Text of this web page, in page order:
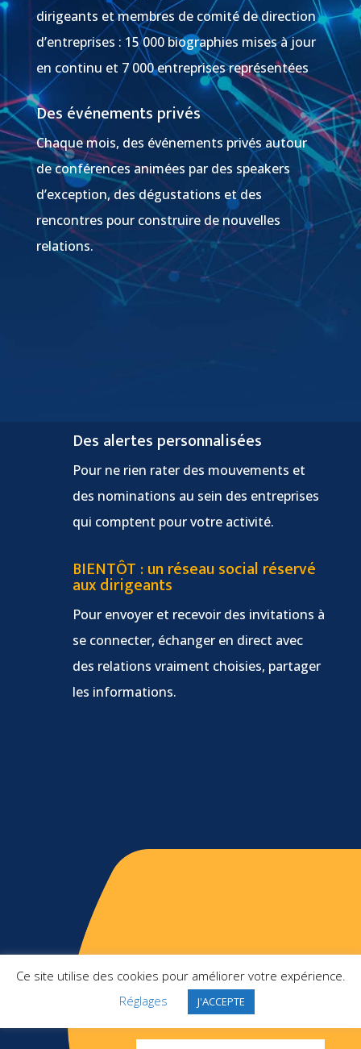
dirigeants et membres de comité de direction
d’entreprises : 15 000 biographies mises à jour
en continu et 7 000 entreprises représentées
Des événements privés
Chaque mois, des événements privés autour
de conférences animées par des speakers
d’exception, des dégustations et des
rencontres pour construire de nouvelles
relations.
Des alertes personnalisées
Pour ne rien rater des mouvements et
des nominations au sein des entreprises
qui comptent pour votre activité.
BIENTÔT : un réseau social réservé
aux dirigeants
Pour envoyer et recevoir des invitations à
se connecter, échanger en direct avec
des relations vraiment choisies, partager
les informations.
Une question ?
Ce site utilise des cookies pour améliorer votre expérience.
Réglages
J'ACCEPTE